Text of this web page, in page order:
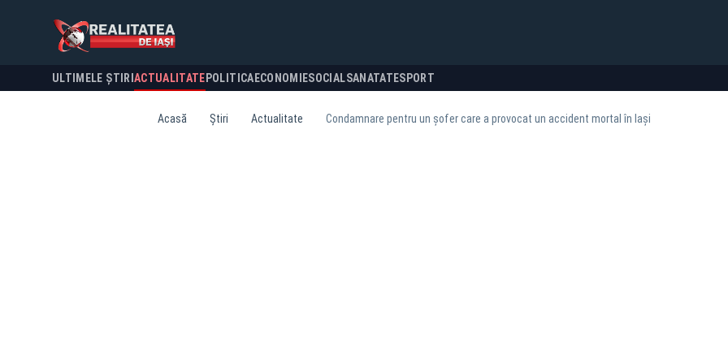
ULTIMELE ȘTIRI ACTUALITATE POLITICA ECONOMIESOCIALSANATATESPORT
Acasă Știri Actualitate Condamnare pentru un șofer care a provocat un accident mortal în Iași